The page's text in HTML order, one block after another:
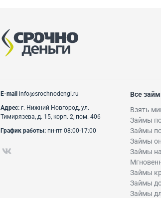
E-mail info@srochnodengi.ru
Адрес: г. Нижний Новгород, ул.
Тимирязева, д. 15, корп. 2, пом. 406
График работы: пн-пт 08:00-17:00
Все
Взять
Займы
Займы
Займы
Займы
Займы
Займы
Займы